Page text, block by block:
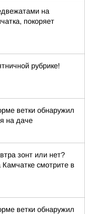
на
покоряет
рубрике!
ветки обнаружил
на даче
зонт или нет?
смотрите в
ветки обнаружил